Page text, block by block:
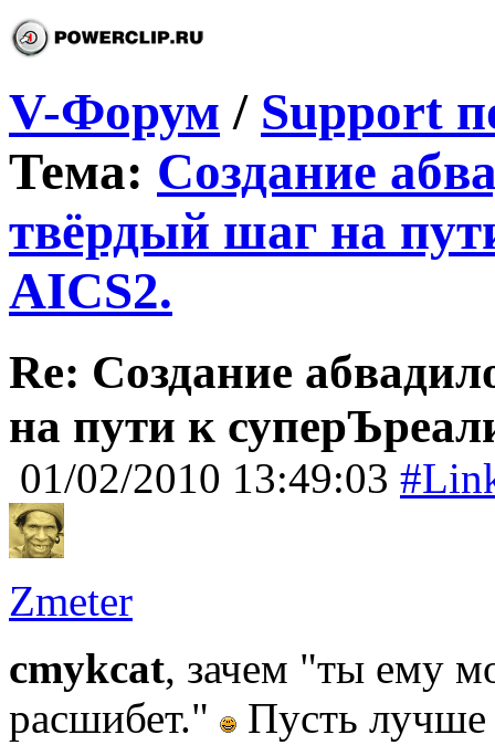
V-Форум / Support
Тема: Создание
твёрдый шаг на
AICS2.
Re: Создание
на пути к
01/02/2010 13:49:03
Zmeter
cmykcat, зачем "ты ему
расшибет."
Пусть